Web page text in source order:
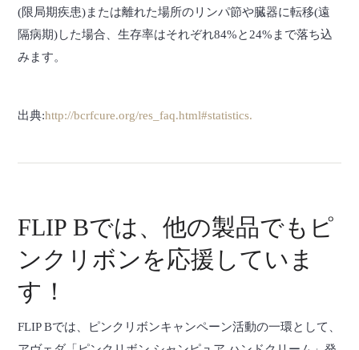
(限局期疾患)または離れた場所のリンパ節や臓器に転移(遠
隔病期)した場合、生存率はそれぞれ84%と24%まで落ち込
みます。
出典:http://bcrfcure.org/res_faq.html#statistics.
FLIP Bでは、他の製品でもピ
ンクリボンを応援していま
す！
FLIP Bでは、ピンクリボンキャンペーン活動の一環として、